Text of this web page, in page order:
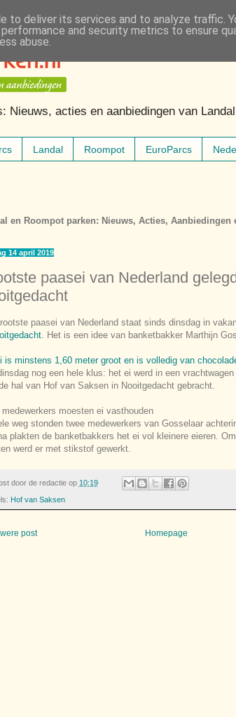
Nieuws, acties en aanbiedingen van
Landal Roompot EuroParcs
en Roompot parken: Nieuws, Acties, Aanbiedingen
14 april 2019
paasei van Nederland
paasei van Nederland staat sinds dinsdag in
. Het is een idee van banketbakker Marthijn
is minstens 1,60 meter groot en is volledig van
nog een hele klus: het ei werd in een
hal van Hof van Saksen in Nooitgedacht gebracht.
medewerkers moesten ei vasthouden
weg stonden twee medewerkers van Gosselaar
plakten de banketbakkers het ei vol kleinere eieren.
werd er met stikstof gewerkt.
door de redactie op 10:19
Hof van Saksen
post Homepage
to deliver its services and to analyze traffic.
and security metrics to ensure
abuse.